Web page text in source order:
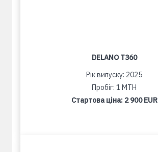
DELANO T360
Рік випуску: 2025
Пробіг: 1 MTH
Стартова ціна: 2 900 EUR